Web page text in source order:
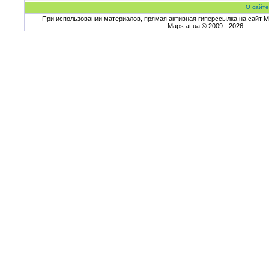
О
При использовании материалов, прямая активная гиперссылка на сайт
Maps.at.ua © 2009 - 2026